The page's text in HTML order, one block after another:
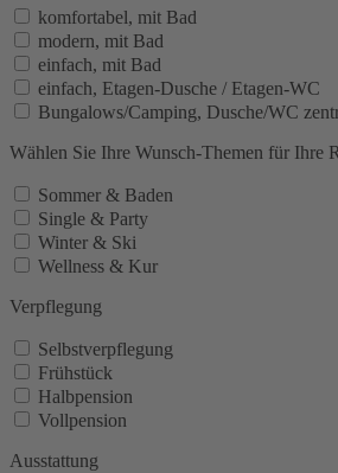
komfortabel, mit Bad
modern, mit Bad
einfach, mit Bad
einfach, Etagen-Dusche / Etagen-WC
Bungalows/Camping, Dusche/WC
Wählen Sie Ihre Wunsch-Themen für Ihre
Sommer & Baden
Single & Party
Winter & Ski
Wellness & Kur
Verpflegung
Selbstverpflegung
Frühstück
Halbpension
Vollpension
Ausstattung